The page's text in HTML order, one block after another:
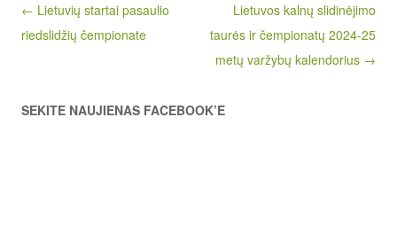
Post navigation
← Lietuvių startai pasaulio
riedslidžių čempionate
Lietuvos kalnų slidinėjimo
taurės ir čempionatų 2024-25
metų varžybų kalendorius →
SEKITE NAUJIENAS FACEBOOK’E